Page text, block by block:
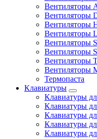
Вентиляторы
Вентиляторы
Вентиляторы
Вентиляторы
Вентиляторы
Вентиляторы
Вентиляторы
Вентиляторы
Термопаста
Клавиатуры
Клавиатуры
Клавиатуры
Клавиатуры
Клавиатуры
Клавиатуры